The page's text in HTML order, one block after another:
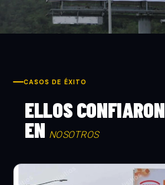
CASOS DE ÉXITO
ELLOS CONFIARON
EN NOSOTROS